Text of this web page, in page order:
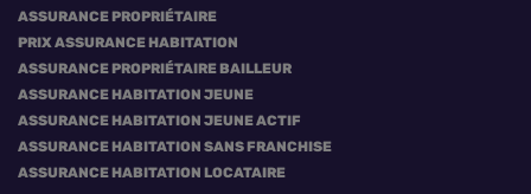
ASSURANCE PROPRIÉTAIRE
PRIX ASSURANCE HABITATION
ASSURANCE PROPRIÉTAIRE BAILLEUR
ASSURANCE HABITATION JEUNE
ASSURANCE HABITATION JEUNE ACTIF
ASSURANCE HABITATION SANS FRANCHISE
ASSURANCE HABITATION LOCATAIRE